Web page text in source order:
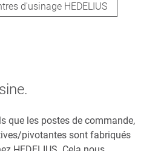
d'usinage HEDELIUS
que les postes de commande,
pivotantes sont fabriqués